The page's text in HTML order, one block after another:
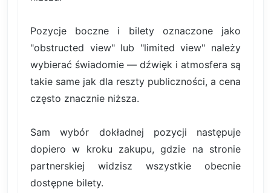
Pozycje boczne i bilety oznaczone jako
"obstructed view" lub "limited view" należy
wybierać świadomie — dźwięk i atmosfera są
takie same jak dla reszty publiczności, a cena
często znacznie niższa.
Sam wybór dokładnej pozycji następuje
dopiero w kroku zakupu, gdzie na stronie
partnerskiej widzisz wszystkie obecnie
dostępne bilety.